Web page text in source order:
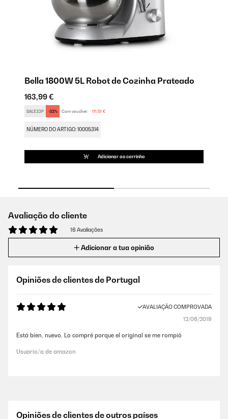
Bella 1800W 5L Robot de Cozinha Prateado
163,99 €
SALE32P -32% Com voucher: 111,51 €
NÚMERO DO ARTIGO: 10005314
Adicionar ao carrinho
Avaliação do cliente
16 Avaliações
Adicionar a tua opinião
Opiniões de clientes de Portugal
AVALIAÇÃO COMPROVADA
12/06/2019
Está bien, nuevo. Lo compré porque el original se me rompió
Usuario/a de amazon
Opiniões de clientes de outros países